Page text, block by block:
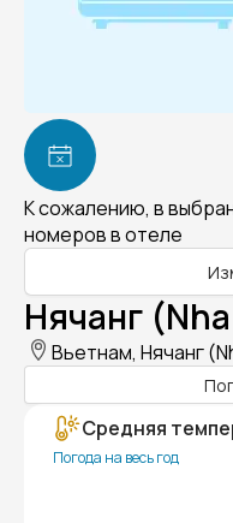
К сожалению, в
номеров в отеле
Нячанг
Вьетнам, Нячанг
Средняя
Погода на весь год